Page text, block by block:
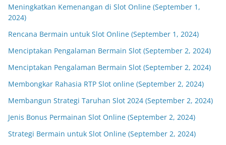
Meningkatkan Kemenangan di Slot Online (September 1,
2024)
Rencana Bermain untuk Slot Online (September 1, 2024)
Menciptakan Pengalaman Bermain Slot (September 2, 2024)
Menciptakan Pengalaman Bermain Slot (September 2, 2024)
Membongkar Rahasia RTP Slot online (September 2, 2024)
Membangun Strategi Taruhan Slot 2024 (September 2, 2024)
Jenis Bonus Permainan Slot Online (September 2, 2024)
Strategi Bermain untuk Slot Online (September 2, 2024)